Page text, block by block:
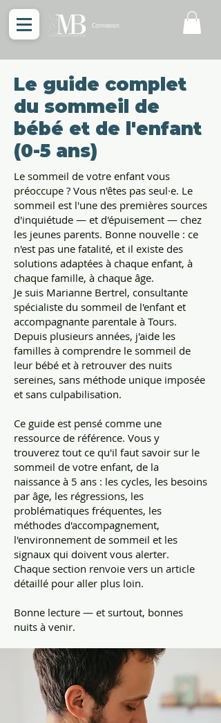
Connexion
Le guide complet
du sommeil de
bébé et de l'enfant
(0-5 ans)
Le sommeil de votre enfant vous
préoccupe ? Vous n'êtes pas seul·e. Le
sommeil est l'une des premières sources
d'inquiétude — et d'épuisement — chez
les jeunes parents. Bonne nouvelle : ce
n'est pas une fatalité, et il existe des
solutions adaptées à chaque enfant, à
chaque famille, à chaque âge.
Je suis Marianne Bertrel, consultante
spécialiste du sommeil de l'enfant et
accompagnante parentale à Tours.
Depuis plusieurs années, j'aide les
familles à comprendre le sommeil de
leur bébé et à retrouver des nuits
sereines, sans méthode unique imposée
et sans culpabilisation.
Ce guide est pensé comme une
ressource de référence. Vous y
trouverez tout ce qu'il faut savoir sur le
sommeil de votre enfant, de la
naissance à 5 ans : les cycles, les besoins
par âge, les régressions, les
problématiques fréquentes, les
méthodes d'accompagnement,
l'environnement de sommeil et les
signaux qui doivent vous alerter.
Chaque section renvoie vers un article
détaillé pour aller plus loin.
Bonne lecture — et surtout, bonnes
nuits à venir.